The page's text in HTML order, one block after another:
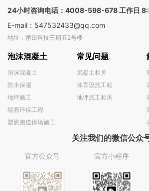
24小时咨询电话：4008-598-678 工作日
E-mail：547532433@qq.com
地址：莆田科技三期五2号楼
泡沫混凝土
泡沫混凝土
防水保湿
地坪施工
墙面环保工程
塑胶跑道操场施工
常见问题
混凝土相关
体育设施工程
地坪施工相关
关注我们的微信公众
官方公众号 官方小程序